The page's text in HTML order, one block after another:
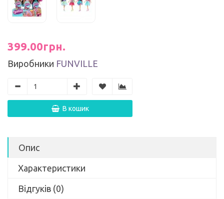
399.00грн.
Виробники FUNVILLE
В кошик
Опис
Характеристики
Відгуків (0)